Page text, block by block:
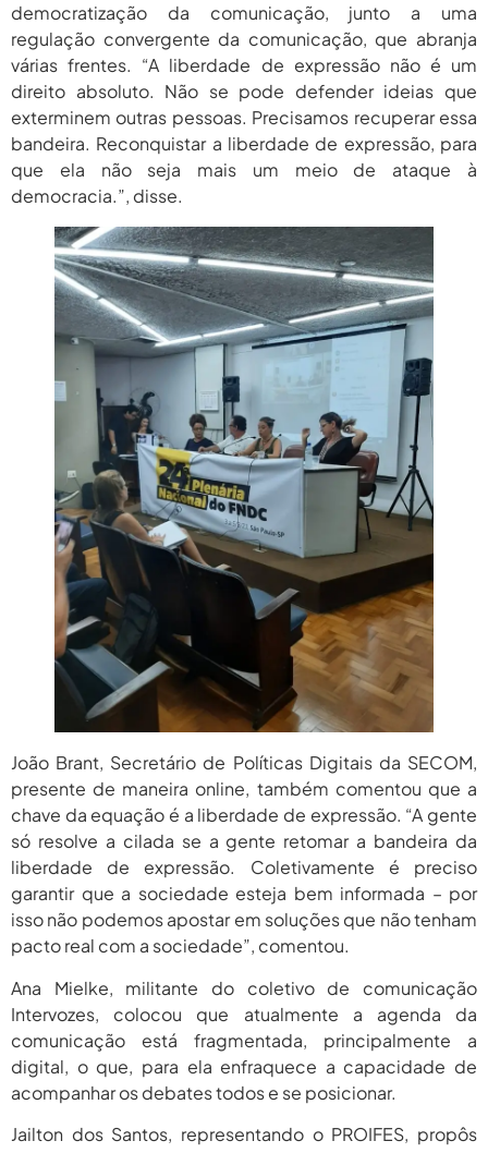
democratização da comunicação, junto a uma
regulação convergente da comunicação, que abranja
várias frentes. “A liberdade de expressão não é um
direito absoluto. Não se pode defender ideias que
exterminem outras pessoas. Precisamos recuperar essa
bandeira. Reconquistar a liberdade de expressão, para
que ela não seja mais um meio de ataque à
democracia.”, disse.
João Brant, Secretário de Políticas Digitais da SECOM,
presente de maneira online, também comentou que a
chave da equação é a liberdade de expressão. “A gente
só resolve a cilada se a gente retomar a bandeira da
liberdade de expressão. Coletivamente é preciso
garantir que a sociedade esteja bem informada – por
isso não podemos apostar em soluções que não tenham
pacto real com a sociedade”, comentou.
Ana Mielke, militante do coletivo de comunicação
Intervozes, colocou que atualmente a agenda da
comunicação está fragmentada, principalmente a
digital, o que, para ela enfraquece a capacidade de
acompanhar os debates todos e se posicionar.
Jailton dos Santos, representando o PROIFES, propôs